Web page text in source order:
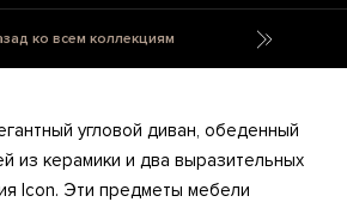
ко всем коллекциям
угловой диван, обеденный
из керамики и два выразительных
Icon. Эти предметы мебели